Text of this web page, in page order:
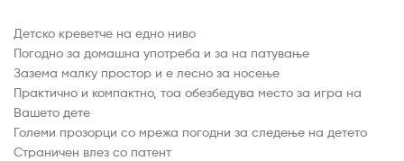
Детско креветче на едно ниво
Погодно за домашна употреба и за на патување
Зазема малку простор и е лесно за носење
Практично и компактно, тоа обезбедува место за игра на
Вашето дете
Големи прозорци со мрежа погодни за следење на детето
Страничен влез со патент